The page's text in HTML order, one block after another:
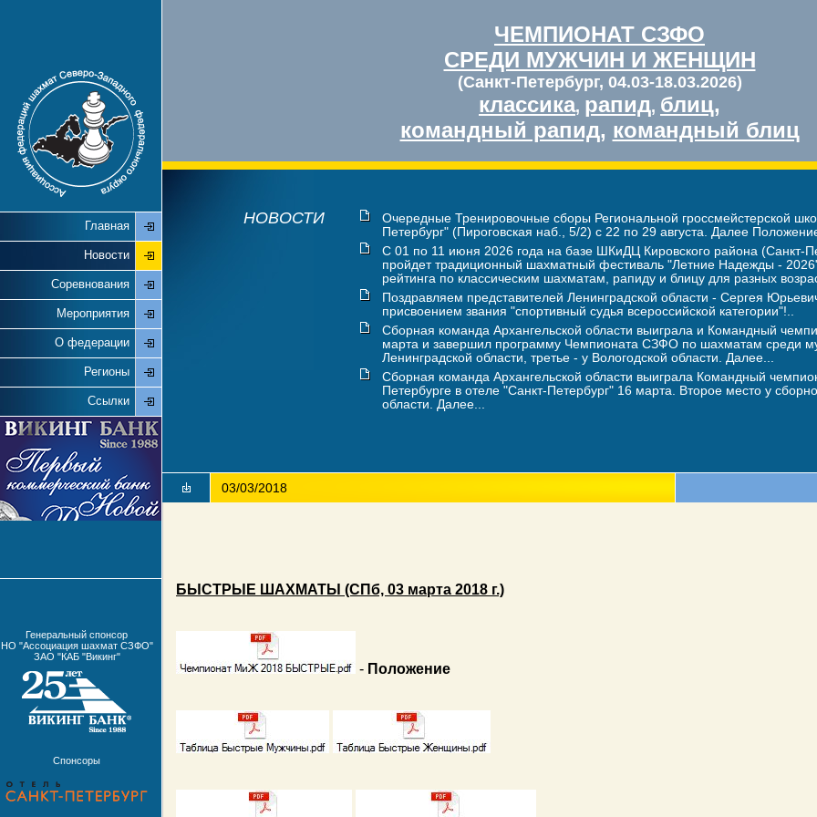
ЧЕМПИОНАТ СЗФО
СРЕДИ МУЖЧИН И ЖЕНЩИН
(Санкт-Петербург, 04.03-18.03.2026)
классика, рапид, блиц,
командный рапид, командный блиц
Главная
Новости
Соревнования
Мероприятия
О федерации
Регионы
Ссылки
Генеральный спонсор
НО "Ассоциация шахмат СЗФО"
ЗАО "КАБ "Викинг"
Спонсоры
НОВОСТИ
Очередные Тренировочные сборы Региональной гроссмейстерской
Петербург" (Пироговская наб., 5/2) с 22 по 29 августа. Далее
С 01 по 11 июня 2026 года на базе ШКиДЦ Кировского района (Санкт-
пройдет традиционный шахматный фестиваль "Летние Надежды -
рейтинга по классическим шахматам, рапиду и блицу для разных
Поздравляем представителей Ленинградской области - Сергея
присвоением звания "спортивный судья всероссийской категории"!..
Сборная команда Архангельской области выиграла и Командный
марта и завершил программу Чемпионата СЗФО по шахматам среди
Ленинградской области, третье - у Вологодской области. Далее...
Сборная команда Архангельской области выиграла Командный
Петербурге в отеле "Санкт-Петербург" 16 марта. Второе место у
области. Далее...
03/03/2018
БЫСТРЫЕ ШАХМАТЫ (СПб, 03 марта 2018 г.)
- Положение